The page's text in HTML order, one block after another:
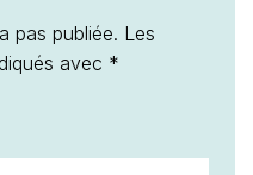
pas publiée. Les
avec *